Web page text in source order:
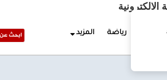
الالكترونية
وحوادث رياضة المزيد